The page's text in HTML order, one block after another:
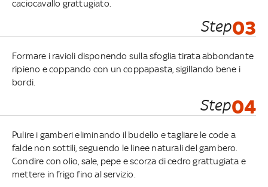
caciocavallo grattugiato.
Step03
Formare i ravioli disponendo sulla sfoglia tirata abbondante
ripieno e coppando con un coppapasta, sigillando bene i
bordi.
Step04
Pulire i gamberi eliminando il budello e tagliare le code a
falde non sottili, seguendo le linee naturali del gambero.
Condire con olio, sale, pepe e scorza di cedro grattugiata e
mettere in frigo fino al servizio.